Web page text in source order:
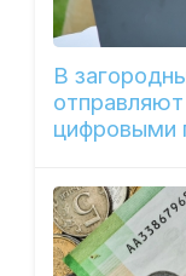
В
цифровыми